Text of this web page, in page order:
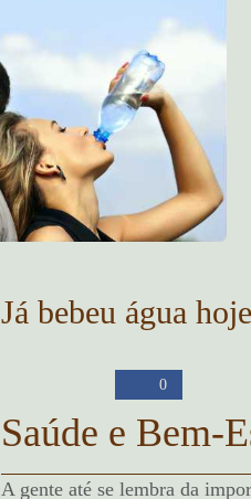
Já bebeu água
0
Saúde e Bem-
A gente até se lembra da